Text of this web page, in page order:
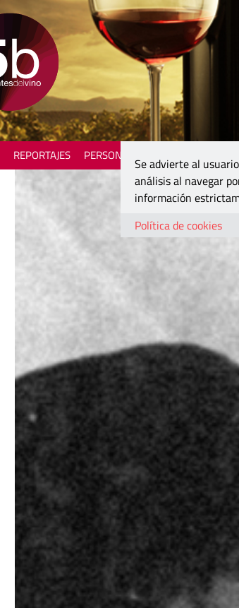
REPORTAJES PERSONAJES
Se advierte al
análisis al navegar
información
Política de cookies